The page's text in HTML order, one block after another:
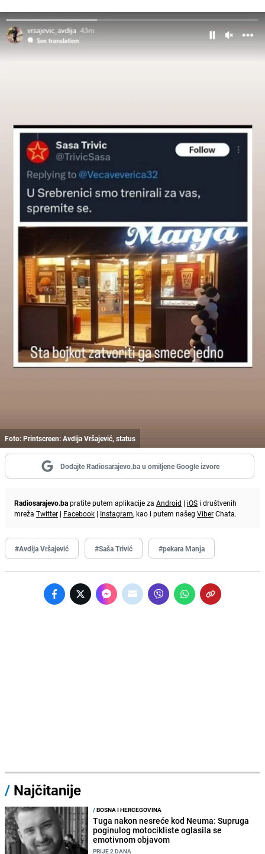
Foto: Printscreen: Avdija Vršajević, status
Dodajte Radiosarajevo.ba u omiljene Google izvore
Radiosarajevo.bapratite putem aplikacije za Android | iOS i društvenih
mreža Twitter | Facebook | Instagram, kao i putem našeg ViberChata.
#Avdija Vršajević #Saša Trivić #pekara Manja
/ Najčitanije
/BOSNA I HERCEGOVINA
Tuga nakon nesreće kod Neuma: Supruga
poginulog motocikliste oglasila se
emotivnom objavom
PRIJE 2 DANA